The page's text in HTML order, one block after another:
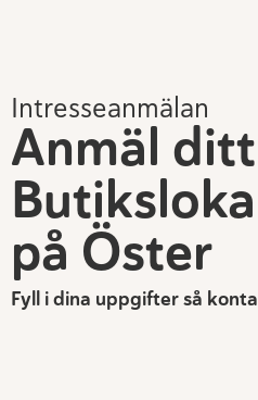
Intresseanmälan
Anmäl
på Öster
Fyll i dina uppgifter så